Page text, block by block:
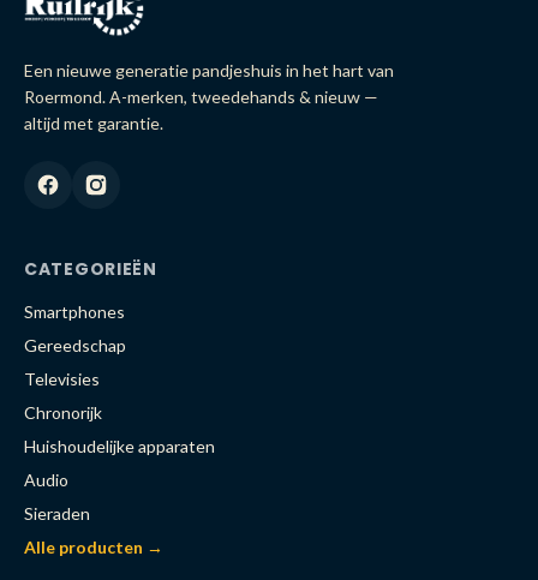
Een nieuwe generatie pandjeshuis in het hart van
Roermond. A-merken, tweedehands & nieuw —
altijd met garantie.
CATEGORIEËN
Smartphones
Gereedschap
Televisies
Chronorijk
Huishoudelijke apparaten
Audio
Sieraden
Alle producten →